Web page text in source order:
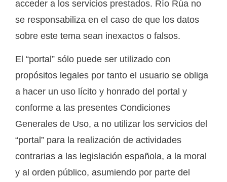
acceder a los servicios prestados. Río Rúa no
se responsabiliza en el caso de que los datos
sobre este tema sean inexactos o falsos.
El “portal” sólo puede ser utilizado con
propósitos legales por tanto el usuario se obliga
a hacer un uso lícito y honrado del portal y
conforme a las presentes Condiciones
Generales de Uso, a no utilizar los servicios del
“portal” para la realización de actividades
contrarias a las legislación española, a la moral
y al orden público, asumiendo por parte del